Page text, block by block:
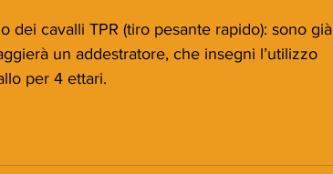
dei cavalli TPR (tiro pesante rapido): sono già
un addestratore, che insegni l’utilizzo
per 4 ettari.